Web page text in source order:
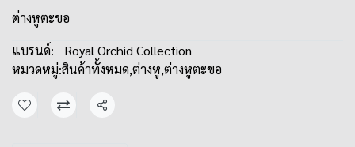
ต่างหูตะขอ
แบรนด์:
Royal Orchid Collection
หมวดหมู่:สินค้าทั้งหมด,ต่างหู,ต่างหูตะขอ
แชร์